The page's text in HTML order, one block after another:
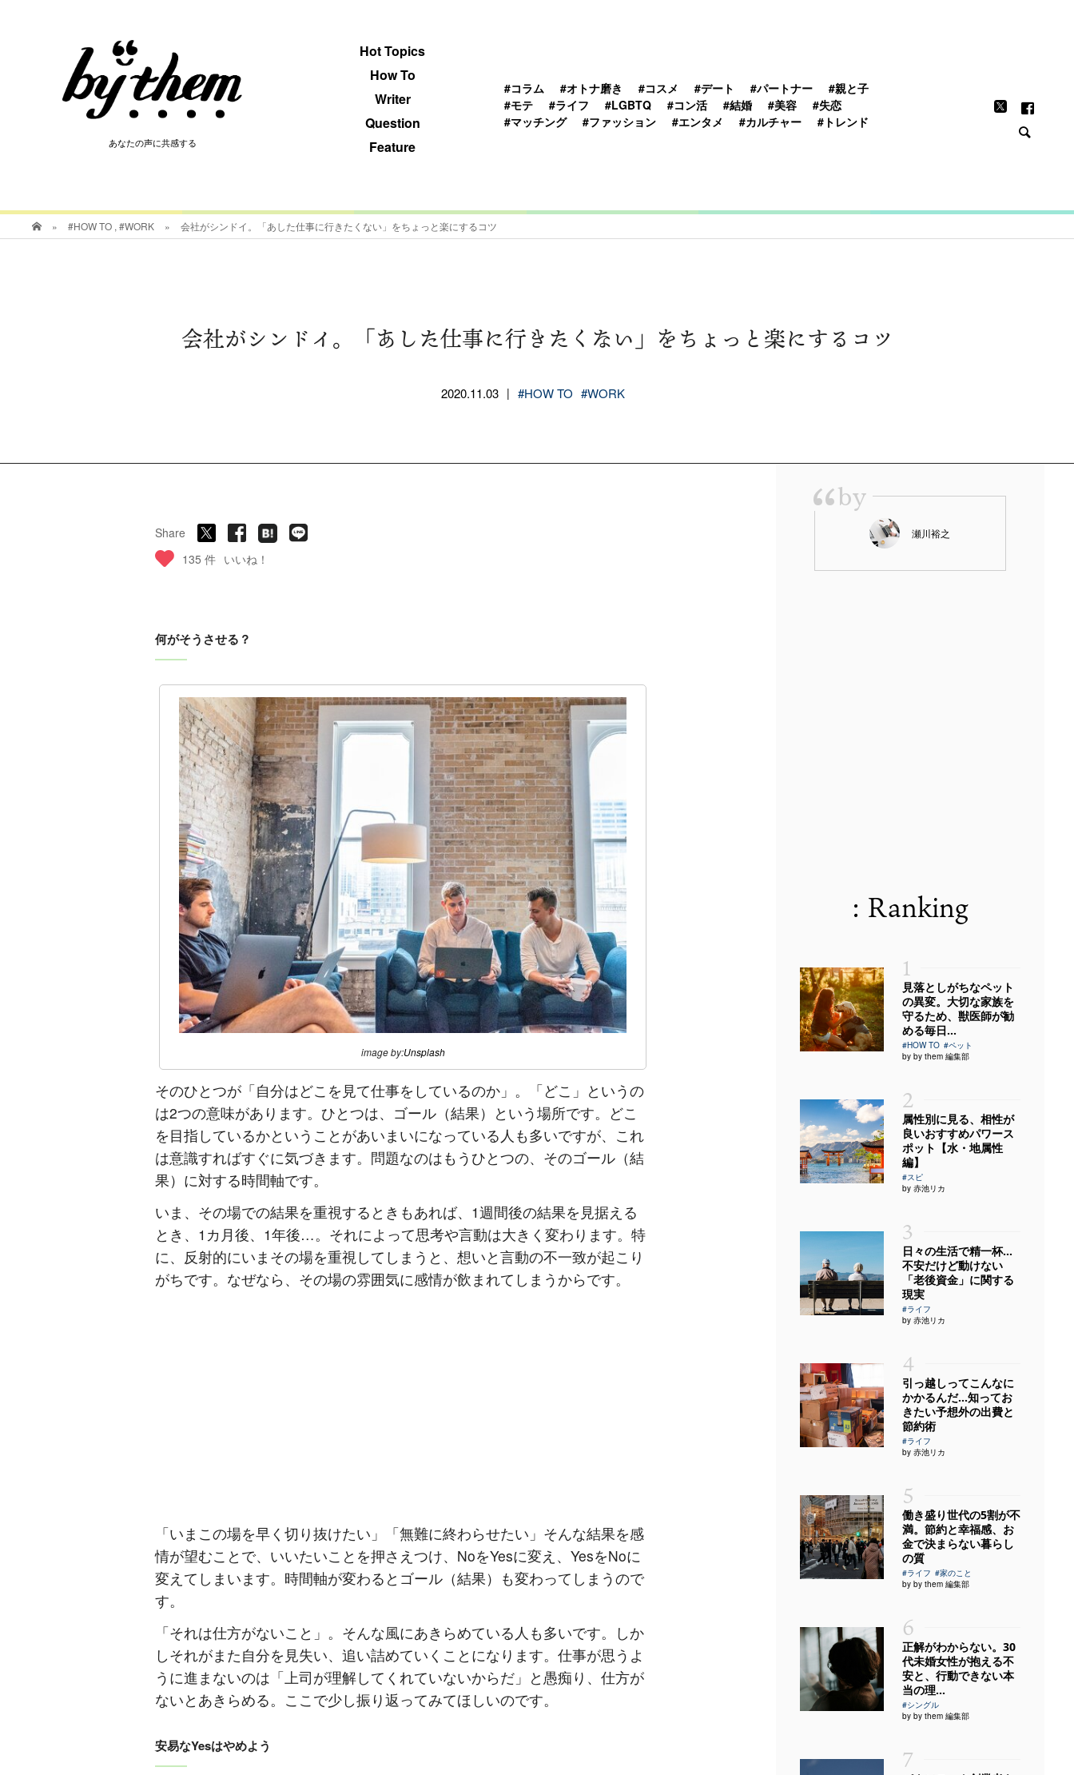
あなたの声に共感する
Hot Topics
How To
Writer
Question
Feature
#コラム #オトナ磨き #コスメ #デート #パートナー
#親と子
#モテ
#ライフ #LGBTQ #コン活 #結婚 #美容
#失恋
#マッチング
#ファッション #エンタメ #カルチャー #トレンド
あなたの声に共感する
» #HOW TO , #WORK » 会社がシンドイ。「あした仕事に行きたくない」をちょっと楽にするコツ
会社がシンドイ。「あした仕事に行きたくない」をちょっと楽にするコツ
2020.11.03 | #HOW TO #WORK
Share
135 件 いいね！
何がそうさせる？
image by:Unsplash
そのひとつが「自分はどこを見て仕事をしているのか」。「どこ」というの
は2つの意味があります。ひとつは、ゴール（結果）という場所です。どこ
を目指しているかということがあいまいになっている人も多いですが、これ
は意識すればすぐに気づきます。問題なのはもうひとつの、そのゴール（結
果）に対する時間軸です。
いま、その場での結果を重視するときもあれば、1週間後の結果を見据える
とき、1カ月後、1年後…。それによって思考や言動は大きく変わります。特
に、反射的にいまその場を重視してしまうと、想いと言動の不一致が起こり
がちです。なぜなら、その場の雰囲気に感情が飲まれてしまうからです。
「いまこの場を早く切り抜けたい」「無難に終わらせたい」そんな結果を感
情が望むことで、いいたいことを押さえつけ、NoをYesに変え、YesをNoに
変えてしまいます。時間軸が変わるとゴール（結果）も変わってしまうので
す。
「それは仕方がないこと」。そんな風にあきらめている人も多いです。しか
しそれがまた自分を見失い、追い詰めていくことになります。仕事が思うよ
うに進まないのは「上司が理解してくれていないからだ」と愚痴り、仕方が
ないとあきらめる。ここで少し振り返ってみてほしいのです。
安易なYesはやめよう
“by
瀬川裕之
: Ranking
1
見落としがちなペット
の異変。大切な家族を
守るため、獣医師が勧
める毎日...
#HOW TO #ペット
by by them 編集部
2
属性別に見る、相性が
良いおすすめパワース
ポット【水・地属性
編】
#スピ
by 赤池リカ
3
日々の生活で精一杯…
不安だけど動けない
「老後資金」に関する
現実
#ライフ
by 赤池リカ
4
引っ越しってこんなに
かかるんだ…知ってお
きたい予想外の出費と
節約術
#ライフ
by 赤池リカ
5
働き盛り世代の5割が不
満。節約と幸福感、お
金で決まらない暮らし
の質
#ライフ #家のこと
by by them 編集部
6
正解がわからない。30
代未婚女性が抱える不
安と、行動できない本
当の理...
#シングル
by by them 編集部
7